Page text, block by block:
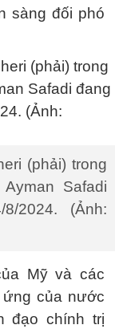
sàng đối phó
(phải) trong
Safadi
2024. (Ảnh:
Mỹ và các
ứng của nước
đạo chính trị